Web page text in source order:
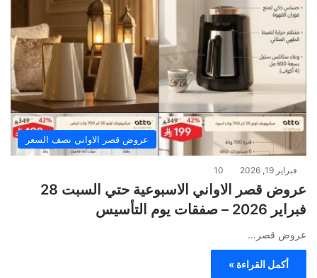
عروض قصر الاواني نصف السعر
فبراير 19, 2026 10
عروض قصر الاواني الاسبوعية حتي السبت 28
فبراير 2026 – صفقات يوم التأسيس
عروض قصر…
أكمل القراءة »